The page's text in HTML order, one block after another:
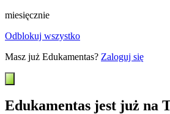
miesięcznie
Odblokuj wszystko
Masz już Edukamentas? Zaloguj się
Edukamentas jest już na